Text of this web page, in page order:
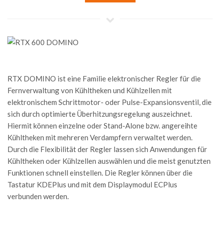
RTX DOMINO ist eine Familie elektronischer Regler für die
Fernverwaltung von Kühltheken und Kühlzellen mit
elektronischem Schrittmotor- oder Pulse-Expansionsventil, die
sich durch optimierte Überhitzungsregelung auszeichnet.
Hiermit können einzelne oder Stand-Alone bzw. angereihte
Kühltheken mit mehreren Verdampfern verwaltet werden.
Durch die Flexibilität der Regler lassen sich Anwendungen für
Kühltheken oder Kühlzellen auswählen und die meist genutzten
Funktionen schnell einstellen. Die Regler können über die
Tastatur KDEPlus und mit dem Displaymodul ECPlus
verbunden werden.